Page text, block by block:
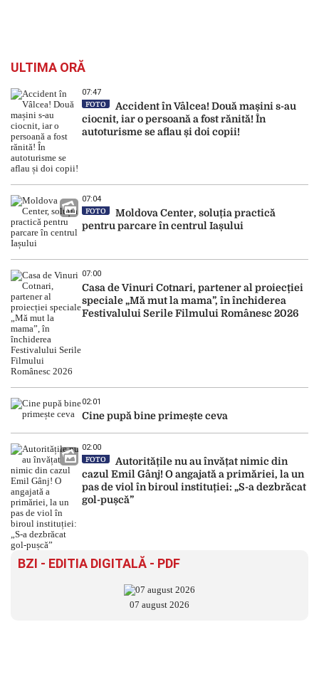
ULTIMA ORĂ
07:47
FOTO
Accident în Vâlcea! Două mașini s-au
ciocnit, iar o persoană a fost rănită! În
autoturisme se aflau și doi copii!
07:04
FOTO
Moldova Center, soluția practică
pentru parcare în centrul Iașului
07:00
Casa de Vinuri Cotnari, partener al proiecției
speciale „Mă mut la mama”, în închiderea
Festivalului Serile Filmului Românesc 2026
02:01
Cine pupă bine primește ceva
02:00
FOTO
Autoritățile nu au învățat nimic din
cazul Emil Gânj! O angajată a primăriei, la un
pas de viol în biroul instituției: „S-a dezbrăcat
gol-pușcă”
BZI - EDITIA DIGITALĂ - PDF
07 august 2026